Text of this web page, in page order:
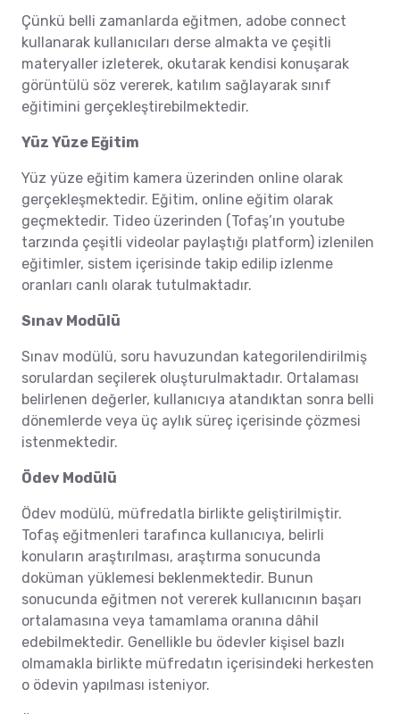
Çünkü belli zamanlarda eğitmen, adobe connect
kullanarak kullanıcıları derse almakta ve çeşitli
materyaller izleterek, okutarak kendisi konuşarak
görüntülü söz vererek, katılım sağlayarak sınıf
eğitimini gerçekleştirebilmektedir.
Yüz Yüze Eğitim
Yüz yüze eğitim kamera üzerinden online olarak
gerçekleşmektedir. Eğitim, online eğitim olarak
geçmektedir. Tideo üzerinden (Tofaş’ın youtube
tarzında çeşitli videolar paylaştığı platform) izlenilen
eğitimler, sistem içerisinde takip edilip izlenme
oranları canlı olarak tutulmaktadır.
Sınav Modülü
Sınav modülü, soru havuzundan kategorilendirilmiş
sorulardan seçilerek oluşturulmaktadır. Ortalaması
belirlenen değerler, kullanıcıya atandıktan sonra belli
dönemlerde veya üç aylık süreç içerisinde çözmesi
istenmektedir.
Ödev Modülü
Ödev modülü, müfredatla birlikte geliştirilmiştir.
Tofaş eğitmenleri tarafınca kullanıcıya, belirli
konuların araştırılması, araştırma sonucunda
doküman yüklemesi beklenmektedir. Bunun
sonucunda eğitmen not vererek kullanıcının başarı
ortalamasına veya tamamlama oranına dâhil
edebilmektedir. Genellikle bu ödevler kişisel bazlı
olmamakla birlikte müfredatın içerisindeki herkesten
o ödevin yapılması isteniyor.